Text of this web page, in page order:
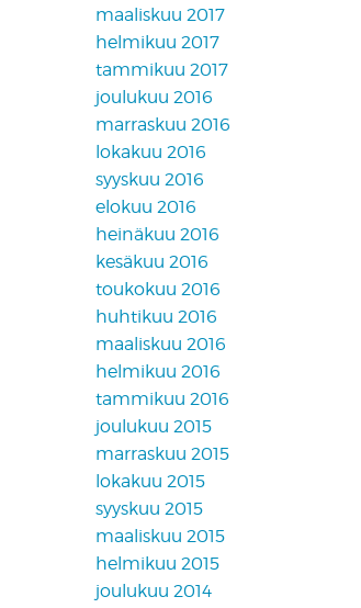
maaliskuu 2017
helmikuu 2017
tammikuu 2017
joulukuu 2016
marraskuu 2016
lokakuu 2016
syyskuu 2016
elokuu 2016
heinäkuu 2016
kesäkuu 2016
toukokuu 2016
huhtikuu 2016
maaliskuu 2016
helmikuu 2016
tammikuu 2016
joulukuu 2015
marraskuu 2015
lokakuu 2015
syyskuu 2015
maaliskuu 2015
helmikuu 2015
joulukuu 2014